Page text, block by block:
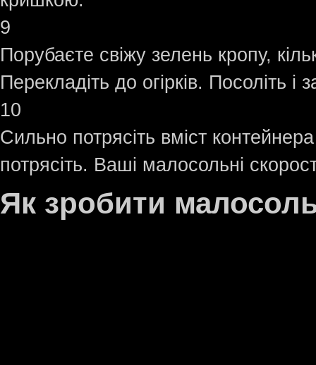
9
Порубаєте свіжу зелень кропу,
Перекладіть до огірків. Посоліть
10
Сильно потрясіть вміст
потрясіть. Ваші малосольні
Як зробити